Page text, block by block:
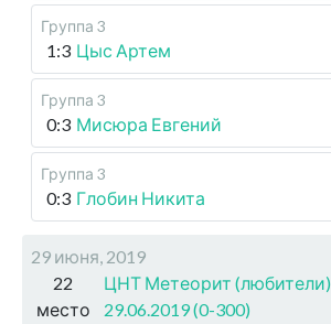
Группа 3
1:3 Цыс Артем
Группа 3
0:3 Мисюра Евгений
Группа 3
0:3 Глобин Никита
29 июня, 2019
22
место
ЦНТ Метеорит (любители)
29.06.2019 (0-300)